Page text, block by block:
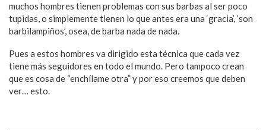
muchos hombres tienen problemas con sus barbas al ser poco
tupidas, o simplemente tienen lo que antes era una ‘gracia’, ‘son
barbilampiños’, osea, de barba nada de nada.
Pues a estos hombres va dirigido esta técnica que cada vez
tiene más seguidores en todo el mundo. Pero tampoco crean
que es cosa de “enchílame otra” y por eso creemos que deben
ver… esto.